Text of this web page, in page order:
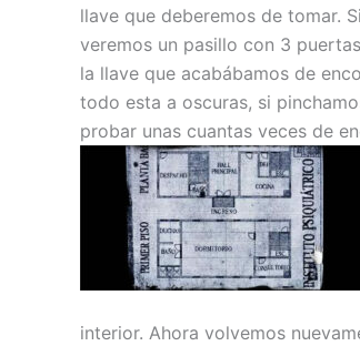
llave que deberemos de tomar.
veremos un pasillo con 3
la llave que acabábamos de
todo esta a oscuras, si
probar unas cuantas veces de
interior. Ahora volvemos